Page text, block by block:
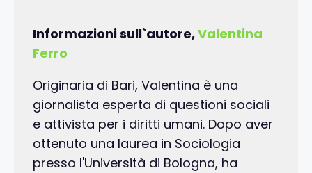
Informazioni sull`autore,Valentina
Ferro
Originaria di Bari, Valentina è una
giornalista esperta di questioni sociali
e attivista per i diritti umani. Dopo aver
ottenuto una laurea in Sociologia
presso l'Università di Bologna, ha